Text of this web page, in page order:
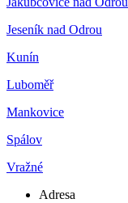
Jeseník nad Odrou
Kunín
Luboměř
Mankovice
Spálov
Vražné
Adresa